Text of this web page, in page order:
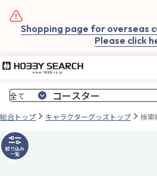
Shopping page for overseas
Please click
総合トップ キャラクターグッズトップ 検索
絞り込み
一覧